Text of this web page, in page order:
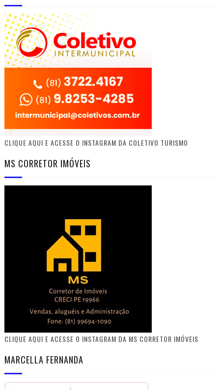
CLIQUE AQUI E ACESSE O INSTAGRAM DA COLETIVO TURISMO
MS CORRETOR IMÓVEIS
CLIQUE AQUI E ACESSE O INSTAGRAM DA MS CORRETOR IMÓVEIS
MARCELLA FERNANDA